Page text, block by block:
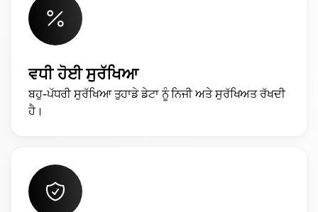
ਵਧੀ ਹੋਈ ਸੁਰੱਖਿਆ
ਬਹੁ-ਪੱਧਰੀ ਸੁਰੱਖਿਆ ਤੁਹਾਡੇ ਡੇਟਾ ਨੂੰ ਨਿਜੀ ਅਤੇ ਸੁਰੱਖਿਅਤ ਰੱਖਦੀ
ਹੈ।